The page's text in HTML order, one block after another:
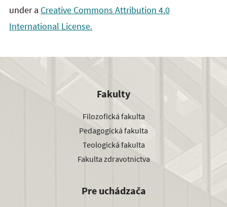
under a Creative Commons Attribution 4.0
International License.
Fakulty
Filozofická fakulta
Pedagogická fakulta
Teologická fakulta
Fakulta zdravotníctva
Pre uchádzača